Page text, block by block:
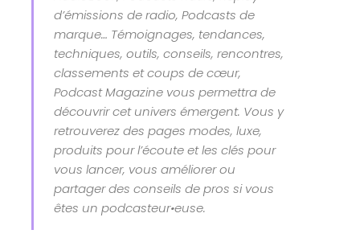
d’émissions de radio, Podcasts de
marque… Témoignages, tendances,
techniques, outils, conseils, rencontres,
classements et coups de cœur,
Podcast Magazine vous permettra de
découvrir cet univers émergent. Vous y
retrouverez des pages modes, luxe,
produits pour l’écoute et les clés pour
vous lancer, vous améliorer ou
partager des conseils de pros si vous
êtes un podcasteur•euse.